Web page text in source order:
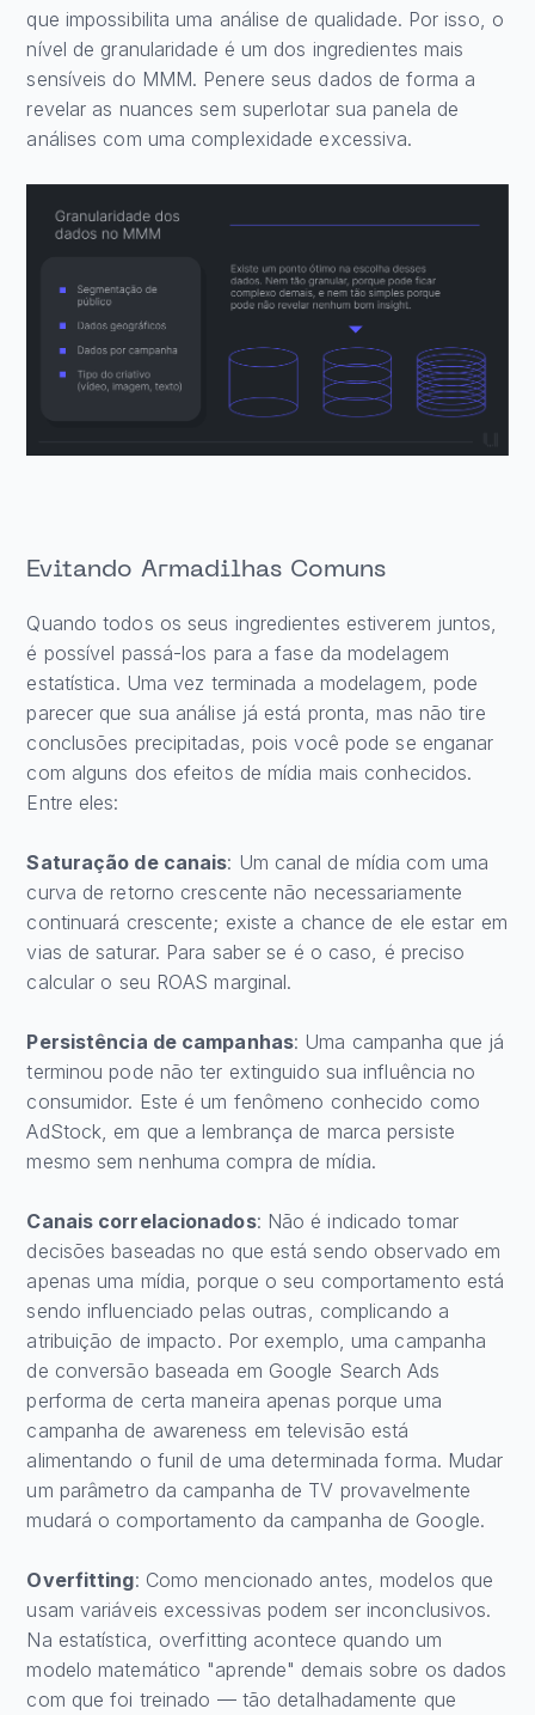
que impossibilita uma análise de qualidade. Por isso, o
nível de granularidade é um dos ingredientes mais
sensíveis do MMM. Penere seus dados de forma a
revelar as nuances sem superlotar sua panela de
análises com uma complexidade excessiva.
Evitando Armadilhas Comuns
Quando todos os seus ingredientes estiverem juntos,
é possível passá-los para a fase da modelagem
estatística. Uma vez terminada a modelagem, pode
parecer que sua análise já está pronta, mas não tire
conclusões precipitadas, pois você pode se enganar
com alguns dos efeitos de mídia mais conhecidos.
Entre eles:
Saturação de canais: Um canal de mídia com uma
curva de retorno crescente não necessariamente
continuará crescente; existe a chance de ele estar em
vias de saturar. Para saber se é o caso, é preciso
calcular o seu ROAS marginal.
Persistência de campanhas: Uma campanha que já
terminou pode não ter extinguido sua influência no
consumidor. Este é um fenômeno conhecido como
AdStock, em que a lembrança de marca persiste
mesmo sem nenhuma compra de mídia.
Canais correlacionados: Não é indicado tomar
decisões baseadas no que está sendo observado em
apenas uma mídia, porque o seu comportamento está
sendo influenciado pelas outras, complicando a
atribuição de impacto. Por exemplo, uma campanha
de conversão baseada em Google Search Ads
performa de certa maneira apenas porque uma
campanha de awareness em televisão está
alimentando o funil de uma determinada forma. Mudar
um parâmetro da campanha de TV provavelmente
mudará o comportamento da campanha de Google.
Overfitting: Como mencionado antes, modelos que
usam variáveis excessivas podem ser inconclusivos.
Na estatística, overfitting acontece quando um
modelo matemático "aprende" demais sobre os dados
com que foi treinado — tão detalhadamente que